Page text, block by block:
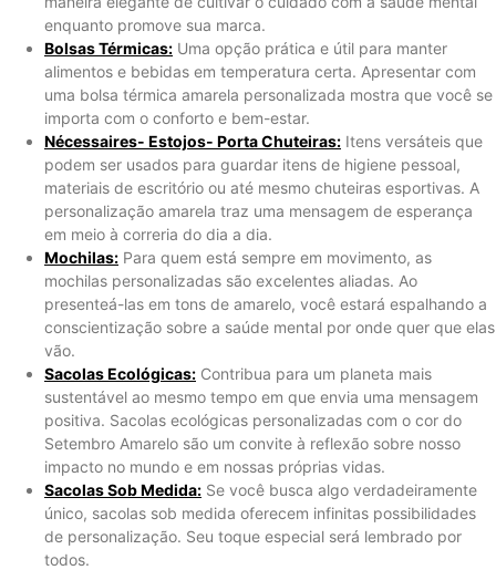
enquanto promove sua marca.
Bolsas Térmicas: Uma opção prática e útil para manter
alimentos e bebidas em temperatura certa. Apresentar com
uma bolsa térmica amarela personalizada mostra que você se
importa com o conforto e bem-estar.
Nécessaires- Estojos- Porta Chuteiras: Itens versáteis que
podem ser usados ​​para guardar itens de higiene pessoal,
materiais de escritório ou até mesmo chuteiras esportivas. A
personalização amarela traz uma mensagem de esperança
em meio à correria do dia a dia.
Mochilas: Para quem está sempre em movimento, as
mochilas personalizadas são excelentes aliadas. Ao
presenteá-las em tons de amarelo, você estará espalhando a
conscientização sobre a saúde mental por onde quer que elas
vão.
Sacolas Ecológicas: Contribua para um planeta mais
sustentável ao mesmo tempo em que envia uma mensagem
positiva. Sacolas ecológicas personalizadas com o cor do
Setembro Amarelo são um convite à reflexão sobre nosso
impacto no mundo e em nossas próprias vidas.
Sacolas Sob Medida: Se você busca algo verdadeiramente
único, sacolas sob medida oferecem infinitas possibilidades
de personalização. Seu toque especial será lembrado por
todos.